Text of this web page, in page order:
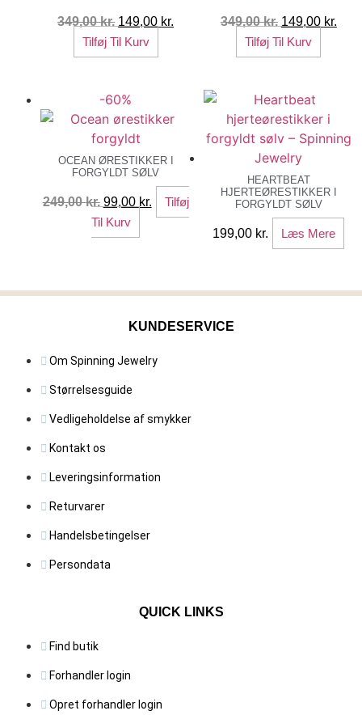
349,00kr. Den
oprindelige
pris
349,00 kr..
149,00 kr.
149,00 kr..
Tilføj Til Kurv
349,00kr. Den
oprindelige
pris
349,00 kr..
149,00 kr.
Tilføj Til Kurv
-60%
OCEAN ØRESTIKKER I
FORGYLDT SØLV
249,00kr. Den
oprindelige
pris
99,00 kr. Den
aktuelle
Tilføj
Til Kurv
HEARTBEAT
HJERTEØRESTIKKER I
FORGYLDT SØLV
199,00 kr. Læs Mere
KUNDESERVICE
Om Spinning Jewelry
Størrelsesguide
Vedligeholdelse af smykker
Kontakt os
Leveringsinformation
Returvarer
Handelsbetingelser
Persondata
QUICK LINKS
Find butik
Forhandler login
Opret forhandler login